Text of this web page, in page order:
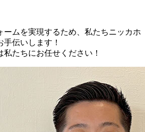
ームを実現するため、私たちニッカホ
伝いします！
たちにお任せください！